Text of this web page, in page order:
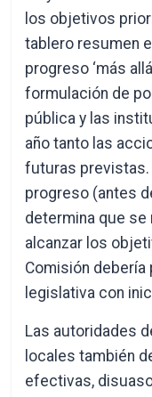
los objetivos
tablero resumen
progreso ‘más
formulación de
pública y las
año tanto las
futuras previstas.
progreso (antes
determina que se
alcanzar los
Comisión
legislativa con
Las autoridades
locales también
efectivas,